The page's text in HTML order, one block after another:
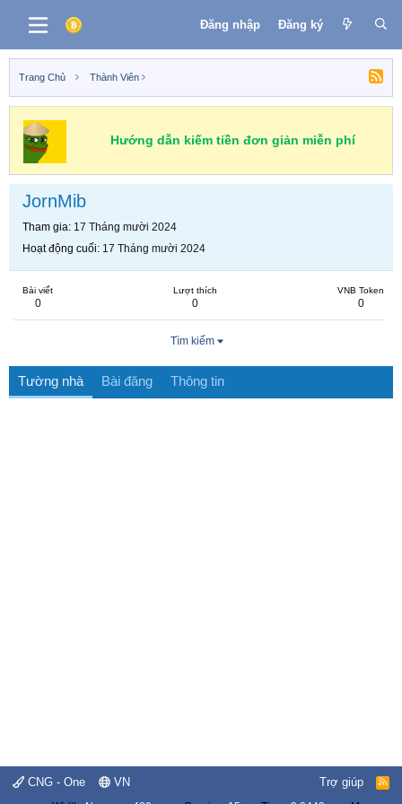
Đăng nhập Đăng ký
Trang Chủ Thành Viên
Hướng dẫn kiếm tiền đơn giản miễn phí
JornMib
Tham gia 17 Tháng mười 2024
Hoạt động cuối 17 Tháng mười 2024
Bài viết
0
Lượt thích
0
VNB Token
0
Tìm kiếm
Tường nhà Bài đăng Thông tin
CNG - One VN Trợ giúp
R